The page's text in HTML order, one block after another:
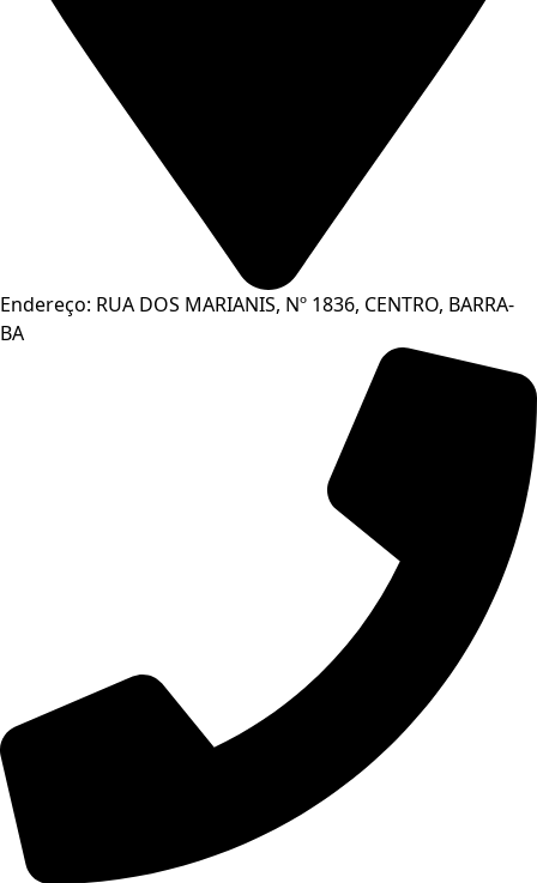
Endereço: RUA DOS MARIANIS, Nº 1836, CENTRO, BARRA-
BA